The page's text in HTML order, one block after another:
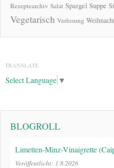
Rezeptearchiv Salat Spargel Suppe
Vegetarisch Verlosung
TRANSLATE
Select Language ▼
BLOGROLL
Limetten-Minz-Vinaigrette
Veröffentlicht: 1.8.2026